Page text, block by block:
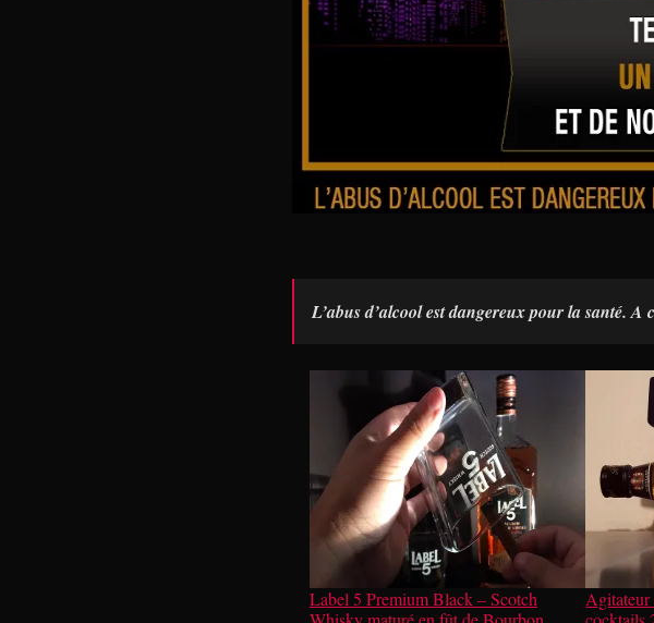
L’abus d’alcool est dangereux pour la santé. A
Label 5 Premium Black – Scotch
Agitateur